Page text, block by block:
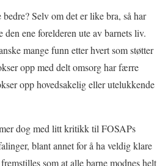
Selv om det er like bra, så har
ene forelderen ute av barnets liv.
mange funn etter hvert som støtter
opp med delt omsorg har færre
opp hovedsakelig eller utelukkende
dog med litt kritikk til FOSAPs
blant annet for å ha veldig klare
som at alle barne modnes helt